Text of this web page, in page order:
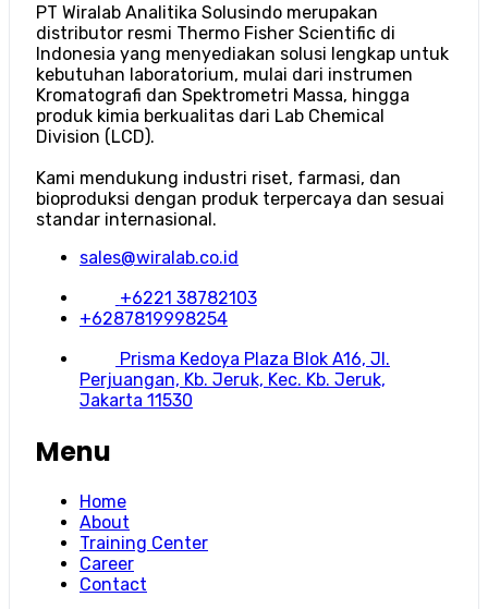
PT Wiralab Analitika Solusindo merupakan
distributor resmi Thermo Fisher Scientific di
Indonesia yang menyediakan solusi lengkap untuk
kebutuhan laboratorium, mulai dari instrumen
Kromatografi dan Spektrometri Massa, hingga
produk kimia berkualitas dari Lab Chemical
Division (LCD).
Kami mendukung industri riset, farmasi, dan
bioproduksi dengan produk terpercaya dan sesuai
standar internasional.
sales@wiralab.co.id
+6221 38782103
+6287819998254
Prisma Kedoya Plaza Blok A16, Jl.
Perjuangan, Kb. Jeruk, Kec. Kb. Jeruk,
Jakarta 11530
Menu
Home
About
Training Center
Career
Contact